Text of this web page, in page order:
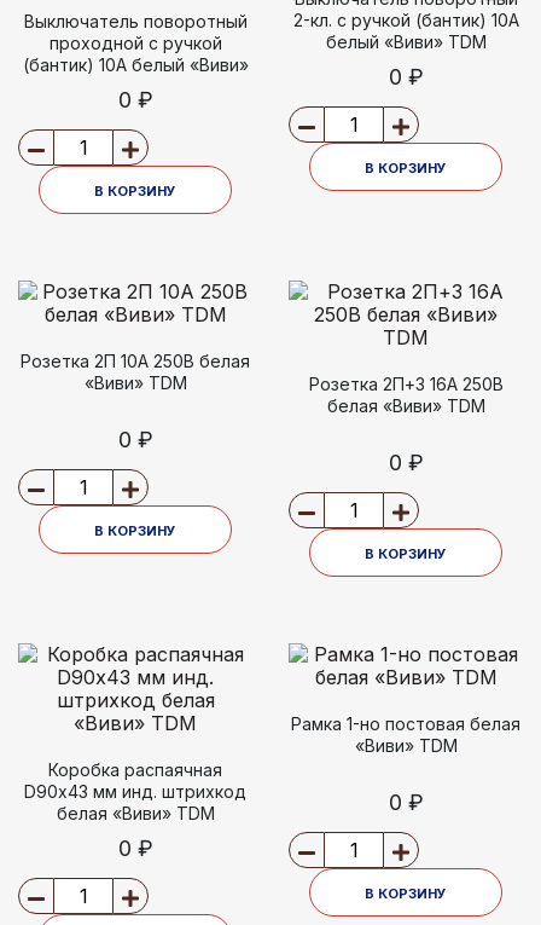
Выключатель поворотный
проходной с ручкой
(бантик) 10А белый «Виви»
0 ₽
В КОРЗИНУ
2-кл. с ручкой (бантик) 10А
белый «Виви» TDM
0 ₽
В КОРЗИНУ
Розетка 2П 10А 250В белая
«Виви» TDM
0 ₽
В КОРЗИНУ
Розетка 2П+З 16А 250В
белая «Виви» TDM
0 ₽
В КОРЗИНУ
Коробка распаячная
D90х43 мм инд. штрихкод
белая «Виви» TDM
0 ₽
Рамка 1-но постовая белая
«Виви» TDM
0 ₽
В КОРЗИНУ